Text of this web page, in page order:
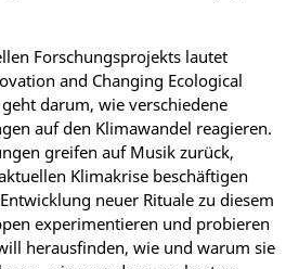
Forschungsprojekts lautet
and Changing Ecological
darum, wie verschiedene
auf den Klimawandel reagieren.
greifen auf Musik zurück,
Klimakrise beschäftigen
neuer Rituale zu diesem
experimentieren und probieren
herausfinden, wie und warum sie